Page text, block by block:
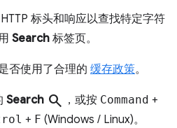
标头和响应以查找特定字符
Search 标签页。
否使用了合理的 缓存政策。
Search search ，或按 Command +
+ F (Windows / Linux)。